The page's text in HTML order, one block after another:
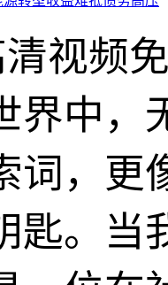
清视频
界中，
词，更
匙。当